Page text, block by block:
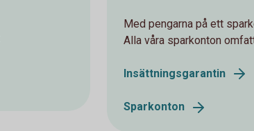
Med pengarna på ett
Alla våra sparkonton
Insättningsgarantin
Sparkonton